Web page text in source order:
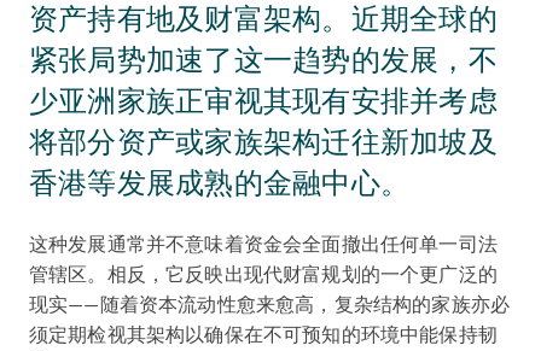
资产持有地及财富架构。近期全球的
紧张局势加速了这一趋势的发展，不
少亚洲家族正审视其现有安排并考虑
将部分资产或家族架构迁往新加坡及
香港等发展成熟的金融中心。
这种发展通常并不意味着资金会全面撤出任何单一司法
管辖区。相反，它反映出现代财富规划的一个更广泛的
现实——随着资本流动性愈来愈高，复杂结构的家族亦必
须定期检视其架构以确保在不可预知的环境中能保持韧